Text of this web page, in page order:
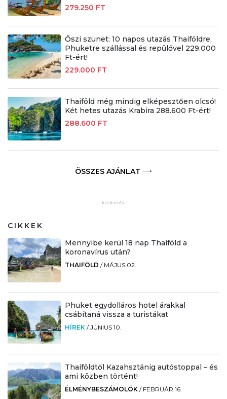
279.250 FT
Őszi szünet: 10 napos utazás Thaiföldre,
Phuketre szállással és repülővel 229.000
Ft-ért!
229.000 FT
Thaiföld még mindig elképesztően olcsó!
Két hetes utazás Krabira 288.600 Ft-ért!
288.600 FT
ÖSSZES AJÁNLAT
CIKKEK
Mennyibe kerül 18 nap Thaiföld a
koronavírus után?
THAIFÖLD / MÁJUS 02.
Phuket egydolláros hotel árakkal
csábítaná vissza a turistákat
HÍREK /JÚNIUS 10.
Thaiföldtől Kazahsztánig autóstoppal – és
ami közben történt!
ÉLMÉNYBESZÁMOLÓK / FEBRUÁR 16.